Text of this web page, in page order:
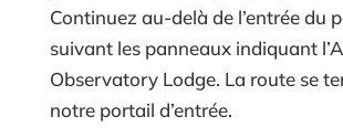
Continuez au-delà de l’entrée du
suivant les panneaux indiquant
Observatory Lodge. La route se
notre portail d’entrée.